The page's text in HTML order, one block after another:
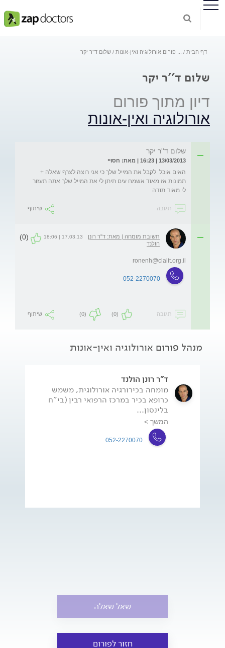
דף הבית פורום אורולוגיה ואין-אונות שלום ד''ר יקר
שלום ד''ר יקר
דיון מתוך פורום
אורולוגיה ואין-אונות
שלום ד''ר יקר
13/03/2013 | 16:23 | מאת: חסויי
האים אוכל  לקבל את המייל שלך כי אני רוצה לצרף שאלה +
תמונות אז מאוד אשמח עים תיתן לי את המייל שלך אתה תעזור
לי מאוד תודה
תגובה שיתוף
תשובת מומחה | מאת: ד"ר רונן
הולנד
17.03.13 | 18:06
(0)
ronenh@clalit.org.il
052-2270070
תגובה (0)
(0) שיתוף
מנהל פורום אורולוגיה ואין-אונות
ד"ר רונן הולנד
מומחה בכירורגיה אורולוגית, משמש
כרופא בכיר במרכז הרפואי רבין (בי"ח
בלינסון...
המשך >
052-2270070
שאל שאלה
חזור לפורום